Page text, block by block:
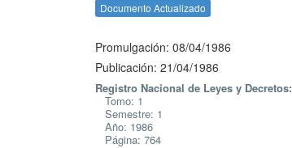
Documento Actualizado
Promulgación: 08/04/1986
Publicación: 21/04/1986
Registro Nacional de Leyes y Decretos:
Tomo: 1
Semestre: 1
Año: 1986
Página: 764